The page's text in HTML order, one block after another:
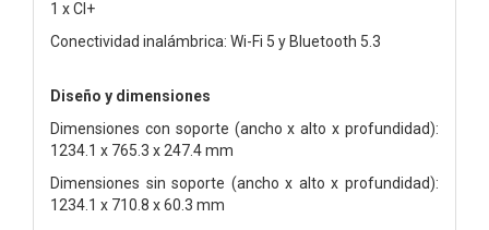
1 x CI+
Conectividad inalámbrica: Wi-Fi 5 y Bluetooth 5.3
Diseño y dimensiones
Dimensiones con soporte (ancho x alto x profundidad):
1234.1 x 765.3 x 247.4 mm
Dimensiones sin soporte (ancho x alto x profundidad):
1234.1 x 710.8 x 60.3 mm